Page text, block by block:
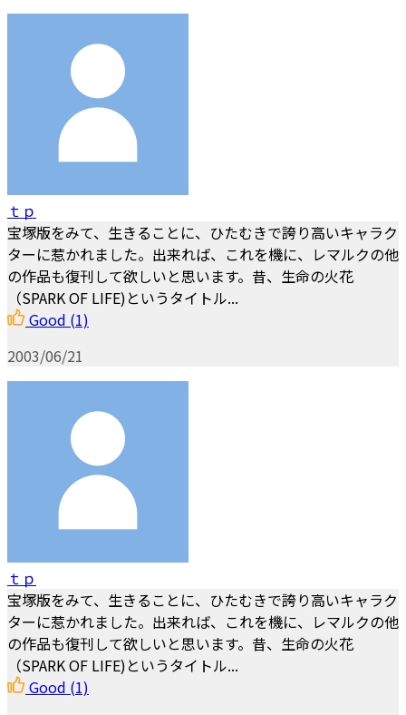
ｔｐ
宝塚版をみて、生きることに、ひたむきで誇り高いキャラク
ターに惹かれました。出来れば、これを機に、レマルクの他
の作品も復刊して欲しいと思います。昔、生命の火花
（SPARK OF LIFE)というタイトル...
Good (1)
2003/06/21
ｔｐ
宝塚版をみて、生きることに、ひたむきで誇り高いキャラク
ターに惹かれました。出来れば、これを機に、レマルクの他
の作品も復刊して欲しいと思います。昔、生命の火花
（SPARK OF LIFE)というタイトル...
Good (1)